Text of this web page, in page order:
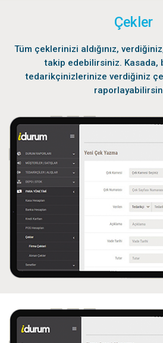
Çekler
Tüm çeklerinizi aldığınız,
takip edebilirsiniz. Kasada,
tedarikçinizlerinize verdiğiniz